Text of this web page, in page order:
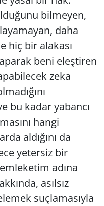
bilmeyen,
daha
hiç bir alakası
beni eleştiren
zeka
bu kadar yabancı
hangi
aldığını da
yetersiz bir
adına
asılsız
suçlamasıyla